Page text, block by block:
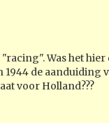
Was het hier
1944 de aanduiding
voor Holland???